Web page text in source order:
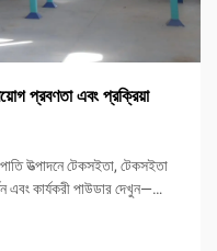
প্রবণতা এবং প্রক্রিয়া
উত্পাদনে টেকসইতা, টেকসইতা
কার্যকরী পাউডার দেখুন—